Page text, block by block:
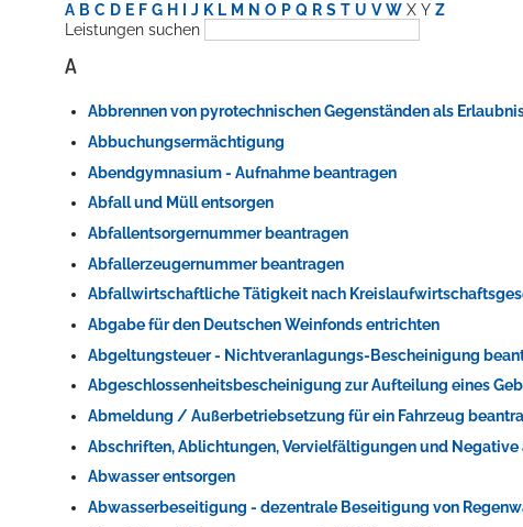
Willkommen in Hockenheim
A B C D E F G H J K L M N O P Q R S T U V W X Y Z
Leistungen suchen
A
Abbrennen von pyrotechnischen Gegenständen als
Abbuchungsermächtigung
Abendgymnasium - Aufnahme beantragen
Abfall und Müll entsorgen
Abfallentsorgernummer beantragen
Abfallerzeugernummer beantragen
Abfallwirtschaftliche Tätigkeit nach
Abgabe für den Deutschen Weinfonds entrichten
Abgeltungsteuer - Nichtveranlagungs-Bescheinigung
Abgeschlossenheitsbescheinigung zur Aufteilung eines
Abmeldung / Außerbetriebsetzung für ein Fahrzeug
Abschriften, Ablichtungen, Vervielfältigungen und
Abwasser entsorgen
Abwasserbeseitigung - dezentrale Beseitigung von